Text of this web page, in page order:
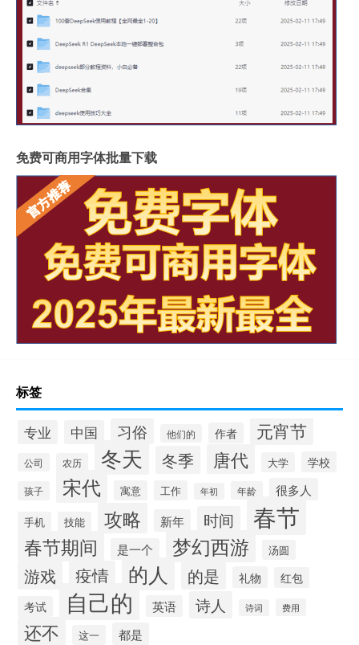
免费可商用字体批量下载
标签
专业 中国 习俗 他们的 作者 元宵节
公司 农历 冬天 冬季 唐代 大学 学校
孩子 宋代 寓意 工作 年初 年龄 很多人
手机 技能 攻略 新年 时间 春节
春节期间 是一个 梦幻西游 汤圆
游戏 疫情 的人 的是 礼物
红包
考试
自己的 英语 诗人 诗词 费用
还不 这一 都是